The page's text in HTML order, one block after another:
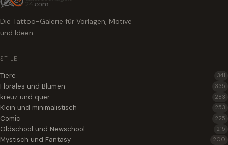
Die Tattoo-Galerie für Vorlagen, Motive
und Ideen.
STILE
Tiere 341
Florales und Blumen 335
kreuz und quer 283
Klein und minimalistisch 253
Comic 225
Oldschool und Newschool 215
Mystisch und Fantasy 200